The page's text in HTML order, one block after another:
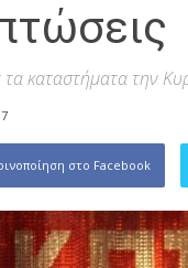
τα καταστήματα την
στο Facebook